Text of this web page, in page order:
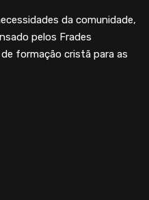
da comunidade,
pelos Frades
formação cristã para as